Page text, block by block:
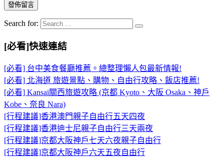
Search for:
[必看]快速連結
[必看] 台中美食餐廳推薦。總整理懶人包最新情報!
[必看] 北海道 旅遊景點、購物、自由行攻略、飯店推薦!
[必看] Kansai關西旅遊攻略 (京都 Kyoto、大阪 Osaka、神戶
Kobe、奈良 Nara)
[行程建議]香港澳門親子自由行五天四夜
[行程建議]香港迪士尼親子自由行三天兩夜
[行程建議]京都大阪神戶七天六夜親子自由行
[行程建議]京都大阪神戶六天五夜自由行